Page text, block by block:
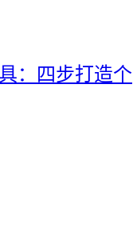
：四步打造个